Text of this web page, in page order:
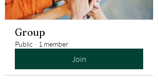
Group
Public · 1 member
Join